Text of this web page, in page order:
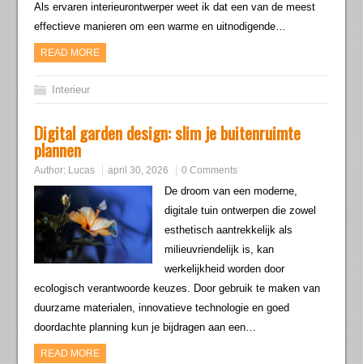
Als ervaren interieurontwerper weet ik dat een van de meest
effectieve manieren om een warme en uitnodigende…
READ MORE
Interieur
Digital garden design: slim je buitenruimte
plannen
Author: Lucas april 30, 2026 0 Comments
De droom van een moderne,
digitale tuin ontwerpen die zowel
esthetisch aantrekkelijk als
milieuvriendelijk is, kan
werkelijkheid worden door
ecologisch verantwoorde keuzes. Door gebruik te maken van
duurzame materialen, innovatieve technologie en goed
doordachte planning kun je bijdragen aan een…
READ MORE